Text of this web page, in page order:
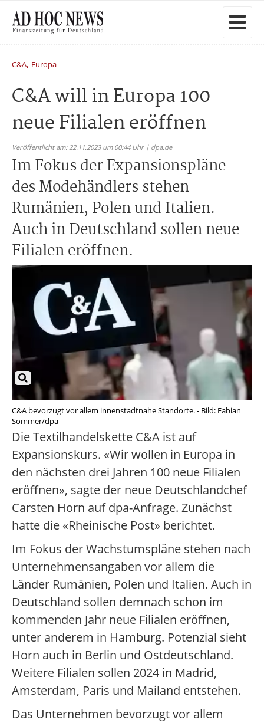
C&A, Europa
C&A will in Europa 100
neue Filialen eröffnen
Veröffentlicht am: 22.11.2023 um 00:44 Uhr | dpa.de
Im Fokus der Expansionspläne
des Modehändlers stehen
Rumänien, Polen und Italien.
Auch in Deutschland sollen neue
Filialen eröffnen.
C&A bevorzugt vor allem innenstadtnahe Standorte. - Bild: Fabian
Sommer/dpa
Die Textilhandelskette C&A ist auf
Expansionskurs. «Wir wollen in Europa in
den nächsten drei Jahren 100 neue Filialen
eröffnen», sagte der neue Deutschlandchef
Carsten Horn auf dpa-Anfrage. Zunächst
hatte die «Rheinische Post» berichtet.
Im Fokus der Wachstumspläne stehen nach
Unternehmensangaben vor allem die
Länder Rumänien, Polen und Italien. Auch in
Deutschland sollen demnach schon im
kommenden Jahr neue Filialen eröffnen,
unter anderem in Hamburg. Potenzial sieht
Horn auch in Berlin und Ostdeutschland.
Weitere Filialen sollen 2024 in Madrid,
Amsterdam, Paris und Mailand entstehen.
Das Unternehmen bevorzugt vor allem